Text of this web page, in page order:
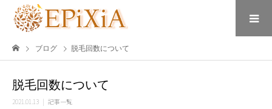
ブログ 脱毛回数について
脱毛回数について
2021.01.13 記事一覧